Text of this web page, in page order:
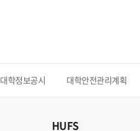
대학정보공시 대학안전관리계획
HUFS